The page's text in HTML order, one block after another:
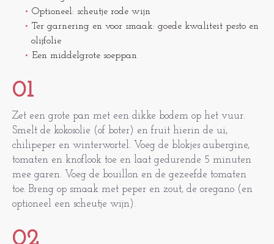
Optioneel: scheutje rode wijn
Ter garnering en voor smaak: goede kwaliteit pesto en
olijfolie
Een middelgrote soeppan
01
Zet een grote pan met een dikke bodem op het vuur.
Smelt de kokosolie (of boter) en fruit hierin de ui,
chilipeper en winterwortel. Voeg de blokjes aubergine,
tomaten en knoflook toe en laat gedurende 5 minuten
mee garen. Voeg de bouillon en de gezeefde tomaten
toe. Breng op smaak met peper en zout, de oregano (en
optioneel een scheutje wijn).
02